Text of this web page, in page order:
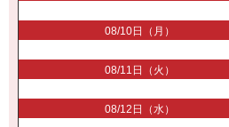
08/10日（月）
08/11日（火）
08/12日（水）